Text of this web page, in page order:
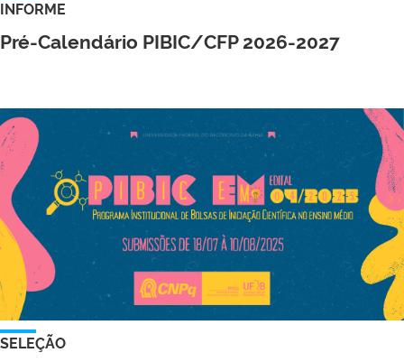
INFORME
Pré-Calendário PIBIC/CFP 2026-2027
SELEÇÃO